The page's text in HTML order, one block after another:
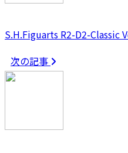
S.H.Figuarts R2-D2-Classic
次の記事